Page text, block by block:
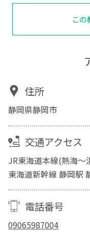
この
住所
静岡県静岡市
交通アクセス
JR東海道本線(熱海～
東海道新幹線 静岡
電話番号
09065987004